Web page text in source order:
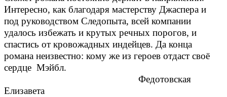
Интересно, как благодаря мастерству Джаспера и
под руководством Следопыта, всей компании
удалось избежать и крутых речных порогов, и
спастись от кровожадных индейцев. Да конца
романа неизвестно: кому же из героев отдаст своё
сердце Мэйбл.
Федотовская
Елизавета